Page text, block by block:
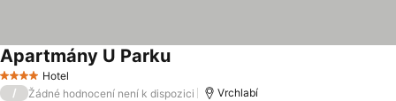
4 Počet hvězdiček
Hotel
Apartmány U Parku
/ Žádné hodnocení není k dispozici Vrchlabí